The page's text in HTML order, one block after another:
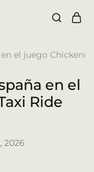
el juego
en el
Ride
2026